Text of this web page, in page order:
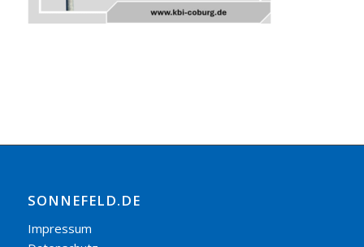
SONNEFELD.DE
Impressum